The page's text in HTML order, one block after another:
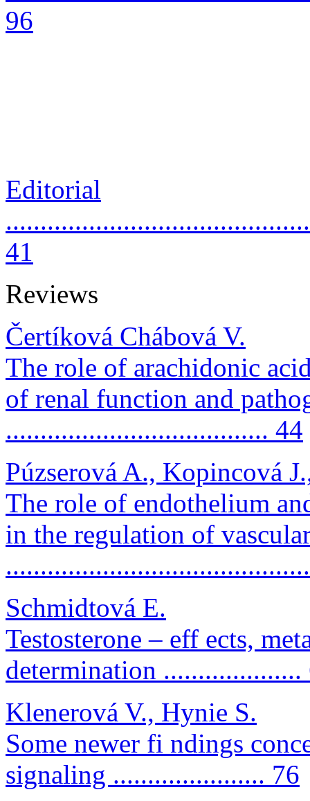
96
Editorial
41
Reviews
Čertíková Chábová V.
The role of arachidonic
of renal function and
...................................... 44
Púzserová A., Kopincová
The role of endothelium
in the regulation of
Schmidtová E.
Testosterone – eff ects,
determination ....................
Klenerová V., Hynie S.
Some newer fi ndings
signaling ...................... 76